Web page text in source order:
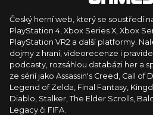
Český herní web, který se soustředí
PlayStation 4, Xbox Series X, Xbox
PlayStation VR2 a další platformy.
dojmy z hraní, videorecenze i
podcasty, rozsáhlou databázi her a
ze sérií jako Assassin's Creed, Call of
Legend of Zelda, Final Fantasy,
Diablo, Stalker, The Elder Scrolls,
Legacy či FIFA.